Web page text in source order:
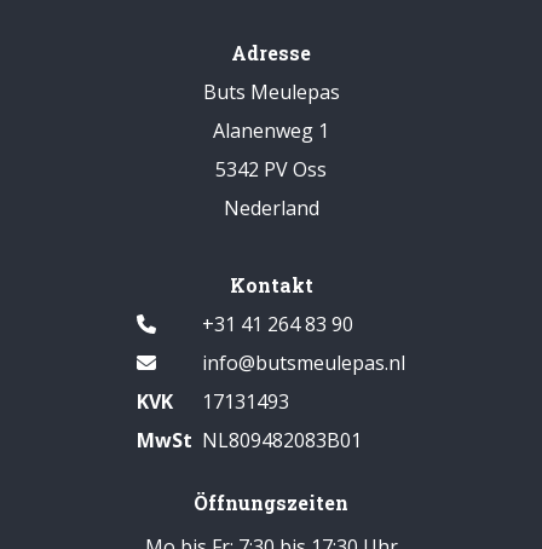
Adresse
Buts Meulepas
Alanenweg 1
5342 PV Oss
Nederland
Kontakt
+31 41 264 83 90
info@butsmeulepas.nl
KVK
17131493
MwSt NL809482083B01
Öffnungszeiten